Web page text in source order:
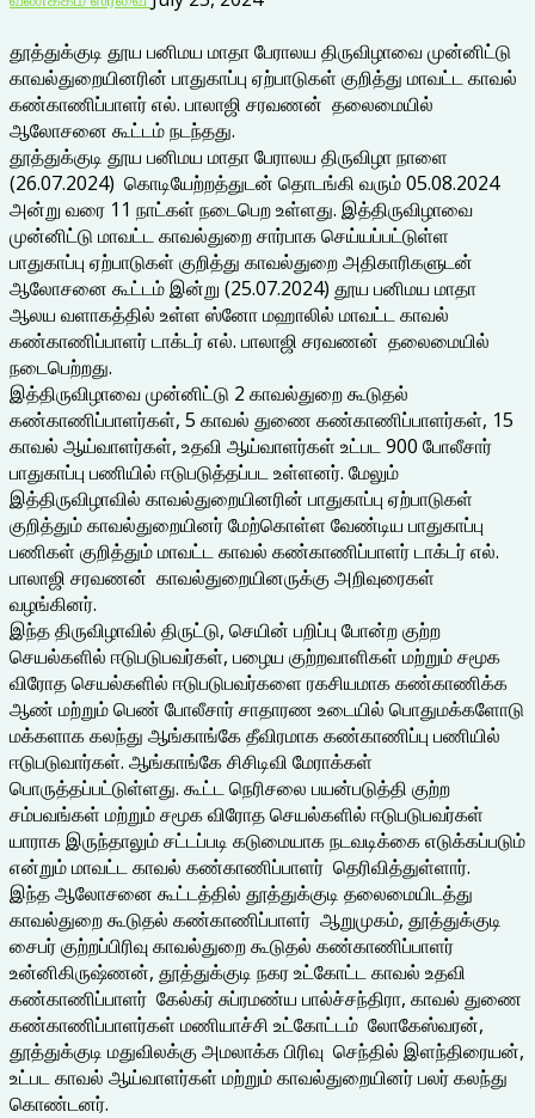
தூத்துக்குடி தூய பனிமய மாதா பேராலய திருவிழாவை முன்னிட்டு
காவல்துறையினரின் பாதுகாப்பு ஏற்பாடுகள் குறித்து மாவட்ட காவல்
கண்காணிப்பாளர் எல். பாலாஜி சரவணன் தலைமையில்
ஆலோசனை கூட்டம் நடந்தது.
தூத்துக்குடி தூய பனிமய மாதா பேராலய திருவிழா நாளை
(26.07.2024) கொடியேற்றத்துடன் தொடங்கி வரும் 05.08.2024
அன்று வரை 11 நாட்கள் நடைபெற உள்ளது. இத்திருவிழாவை
முன்னிட்டு மாவட்ட காவல்துறை சார்பாக செய்யப்பட்டுள்ள
பாதுகாப்பு ஏற்பாடுகள் குறித்து காவல்துறை அதிகாரிகளுடன்
ஆலோசனை கூட்டம் இன்று (25.07.2024) தூய பனிமய மாதா
ஆலய வளாகத்தில் உள்ள ஸ்னோ மஹாலில் மாவட்ட காவல்
கண்காணிப்பாளர் டாக்டர் எல். பாலாஜி சரவணன் தலைமையில்
நடைபெற்றது.
இத்திருவிழாவை முன்னிட்டு 2 காவல்துறை கூடுதல்
கண்காணிப்பாளர்கள், 5 காவல் துணை கண்காணிப்பாளர்கள், 15
காவல் ஆய்வாளர்கள், உதவி ஆய்வாளர்கள் உட்பட 900 போலீசார்
பாதுகாப்பு பணியில் ஈடுபடுத்தப்பட உள்ளனர். மேலும்
இத்திருவிழாவில் காவல்துறையினரின் பாதுகாப்பு ஏற்பாடுகள்
குறித்தும் காவல்துறையினர் மேற்கொள்ள வேண்டிய பாதுகாப்பு
பணிகள் குறித்தும் மாவட்ட காவல் கண்காணிப்பாளர் டாக்டர் எல்.
பாலாஜி சரவணன் காவல்துறையினருக்கு அறிவுரைகள்
வழங்கினர்.
இந்த திருவிழாவில் திருட்டு, செயின் பறிப்பு போன்ற குற்ற
செயல்களில் ஈடுபடுபவர்கள், பழைய குற்றவாளிகள் மற்றும் சமூக
விரோத செயல்களில் ஈடுபடுபவர்களை ரகசியமாக கண்காணிக்க
ஆண் மற்றும் பெண் போலீசார் சாதாரண உடையில் பொதுமக்களோடு
மக்களாக கலந்து ஆங்காங்கே தீவிரமாக கண்காணிப்பு பணியில்
ஈடுபடுவார்கள். ஆங்காங்கே சிசிடிவி மேராக்கள்
பொருத்தப்பட்டுள்ளது. கூட்ட நெரிசலை பயன்படுத்தி குற்ற
சம்பவங்கள் மற்றும் சமூக விரோத செயல்களில் ஈடுபடுபவர்கள்
யாராக இருந்தாலும் சட்டப்படி கடுமையாக நடவடிக்கை எடுக்கப்படும்
என்றும் மாவட்ட காவல் கண்காணிப்பாளர் தெரிவித்துள்ளார்.
இந்த ஆலோசனை கூட்டத்தில் தூத்துக்குடி தலைமையிடத்து
காவல்துறை கூடுதல் கண்காணிப்பாளர் ஆறுமுகம், தூத்துக்குடி
சைபர் குற்றப்பிரிவு காவல்துறை கூடுதல் கண்காணிப்பாளர்
உன்னிகிருஷ்ணன், தூத்துக்குடி நகர உட்கோட்ட காவல் உதவி
கண்காணிப்பாளர் கேல்கர் சுப்ரமண்ய பால்ச்சந்திரா, காவல் துணை
கண்காணிப்பாளர்கள் மணியாச்சி உட்கோட்டம் லோகேஸ்வரன்,
தூத்துக்குடி மதுவிலக்கு அமலாக்க பிரிவு செந்தில் இளந்திரையன்,
உட்பட காவல் ஆய்வாளர்கள் மற்றும் காவல்துறையினர் பலர் கலந்து
கொண்டனர்.